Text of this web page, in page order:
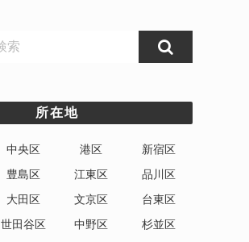
所在地
中央区 港区
新宿区
豊島区 江東区
品川区
大田区 文京区
台東区
世田谷区 中野区
杉並区